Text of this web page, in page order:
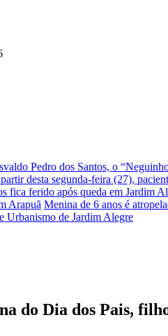
Pedro dos Santos, o
desta segunda-feira (27),
fica ferido após queda em Jardim
Arapuã Menina de 6 anos é
Urbanismo de Jardim Alegre
do Dia dos Pais,